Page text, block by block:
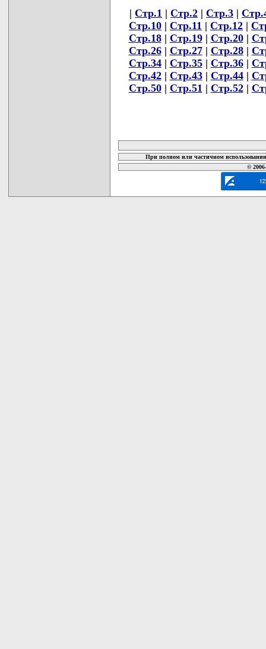
| Стр.1 | Стр.2 | Стр.3 |
Стр.10 | Стр.11 | Стр.12 |
Стр.18| Стр.19| Стр.20|
Стр.26| Стр.27| Стр.28|
Стр.34| Стр.35| Стр.36|
Стр.42| Стр.43| Стр.44|
Стр.50| Стр.51 | Стр.52|
При полном или частичном
©